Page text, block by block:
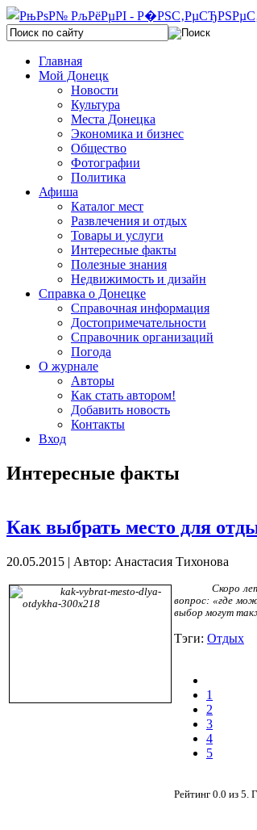
Главная
Мой Донецк
Новости
Культура
Места Донецка
Экономика и бизнес
Общество
Фотографии
Политика
Афиша
Каталог мест
Развлечения и отдых
Товары и услуги
Интересные факты
Полезные знания
Недвижимость и дизайн
Справка о Донецке
Справочная информация
Достопримечательности
Справочник организаций
Погода
О журнале
Авторы
Как стать автором!
Добавить новость
Контакты
Вход
Интересные факты
Как выбрать место для
20.05.2015 | Автор: Анастасия Тихонова
Скоро
вопрос: «где
выбор могут
Тэги: Отдых
1
2
3
4
5
Рейтинг 0.0 из 5 .